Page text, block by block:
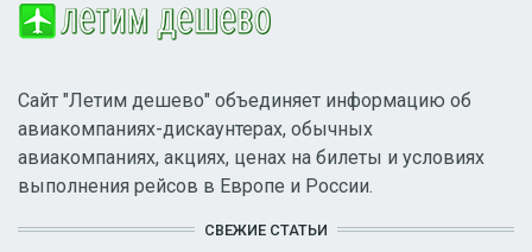
Сайт "Летим дешево" объединяет информацию об
авиакомпаниях-дискаунтерах, обычных
авиакомпаниях, акциях, ценах на билеты и условиях
выполнения рейсов в Европе и России.
СВЕЖИЕ СТАТЬИ